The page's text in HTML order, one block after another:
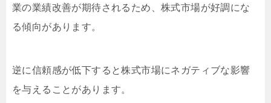
業の業績改善が期待されるため、株式市場が好調にな
る傾向があります。
逆に信頼感が低下すると株式市場にネガティブな影響
を与えることがあります。